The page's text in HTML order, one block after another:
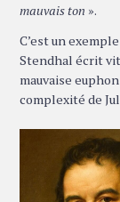
mauvais ton ».
C’est un
Stendhal écrit
mauvaise
complexité de